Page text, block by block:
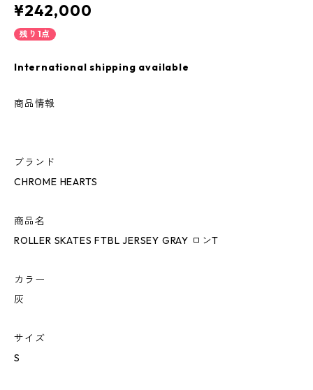
¥242,000
残り1点
International shipping available
商品情報
ブランド
CHROME HEARTS
商品名
ROLLER SKATES FTBL JERSEY GRAY ロンT
カラー
灰
サイズ
S